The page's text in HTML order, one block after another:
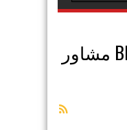
BRAND مشاور